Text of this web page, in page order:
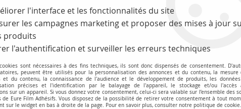
mm corps en abs. découpe précise
Cutter lame 18
Soyez le premier à donner
22,93€HT
l'interface et les fonctionnalités du site
les campagnes marketing et proposer des mises à jour
produits
l'authentification et surveiller les erreurs techniques
sont nécessaires à des fins techniques, ils sont donc dispensés de consentement.
peuvent être utilisés pour la personnalisation des annonces et du contenu, la mesure
et du contenu, la connaissance de l'audience et le développement de produits, les
précises et l'identification par le balayage de l'appareil, le stockage et/ou l'accès
sur un appareil. Si vous donnez votre consentement, celui-ci sera valable sur l’ensemble des
de Eure Film Adhésifs. Vous disposez de la possibilité de retirer votre consentement à tout
sur le widget en bas à droite de la page. Pour en savoir plus, consulter notre politique de cookie.